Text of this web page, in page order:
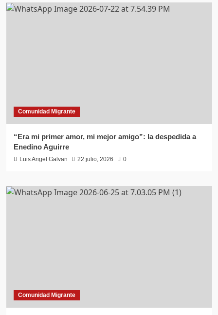
Comunidad Migrante
“Era mi primer amor, mi mejor amigo”: la despedida a
Enedino Aguirre
Luis Angel Galvan 22 julio, 2026 0
Comunidad Migrante